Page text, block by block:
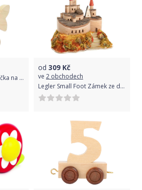
Makovský Dřevěná hračka na kolečkách, různé druhy rybka
od 309 Kč
ve 2 obchodech
Legler Small Foot Zámek ze dřeva Dvorní zahrada